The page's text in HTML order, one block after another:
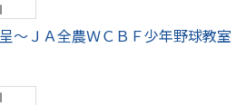
～ＪＡ全農ＷＣＢＦ少年野球教室